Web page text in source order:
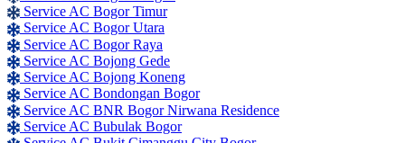
Service AC Bogor Timur
Service AC Bogor Utara
Service AC Bogor Raya
Service AC Bojong Gede
Service AC Bojong Koneng
Service AC Bondongan Bogor
Service AC BNR Bogor Nirwana Residence
Service AC Bubulak Bogor